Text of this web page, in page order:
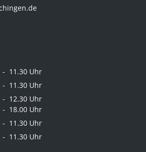
- 11.30 Uhr
- 11.30 Uhr
- 12.30 Uhr
- 18.00 Uhr
- 11.30 Uhr
- 11.30 Uhr